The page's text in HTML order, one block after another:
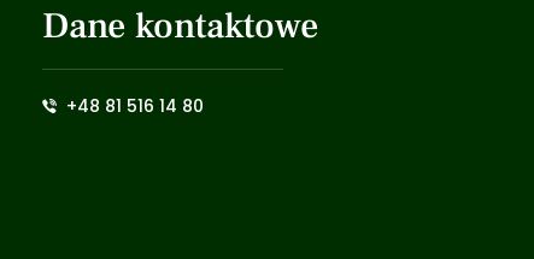
Dane kontaktowe
+48 81 516 14 80